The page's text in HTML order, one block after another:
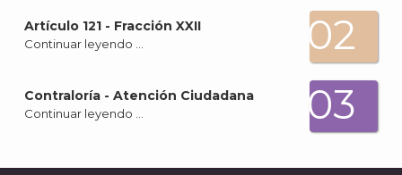
Artículo 121 - Fracción XXII
Continuar leyendo … 02
Contraloría - Atención Ciudadana
Continuar leyendo … 03